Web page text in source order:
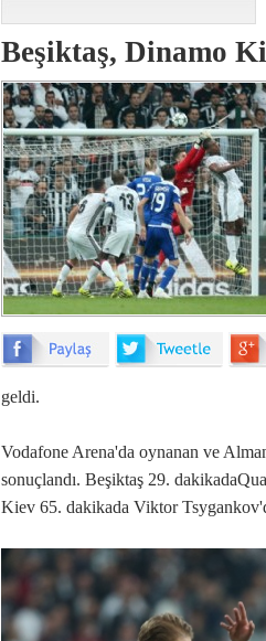
Beşiktaş, Dinamo
geldi.
Vodafone Arena'da oynanan ve
sonuçlandı. Beşiktaş 29.
Kiev 65. dakikada Viktor